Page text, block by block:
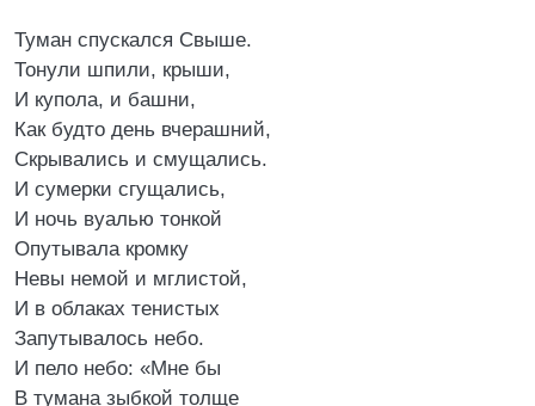
Туман спускался Свыше.
Тонули шпили, крыши,
И купола, и башни,
Как будто день вчерашний,
Скрывались и смущались.
И сумерки сгущались,
И ночь вуалью тонкой
Опутывала кромку
Невы немой и мглистой,
И в облаках тенистых
Запутывалось небо.
И пело небо: «Мне бы
В тумана зыбкой толще